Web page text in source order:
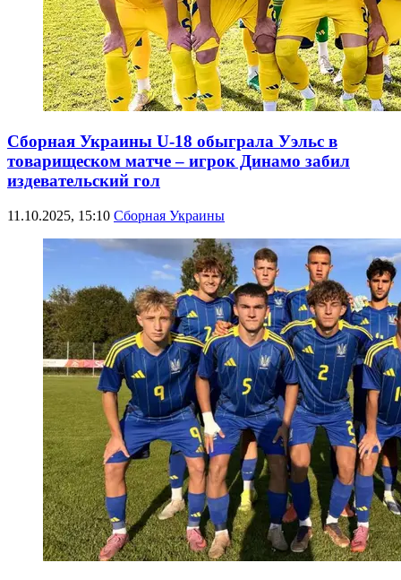
Сборная Украины U-18 обыграла Уэльс в
товарищеском матче – игрок Динамо забил
издевательский гол
11.10.2025, 15:10 Сборная Украины